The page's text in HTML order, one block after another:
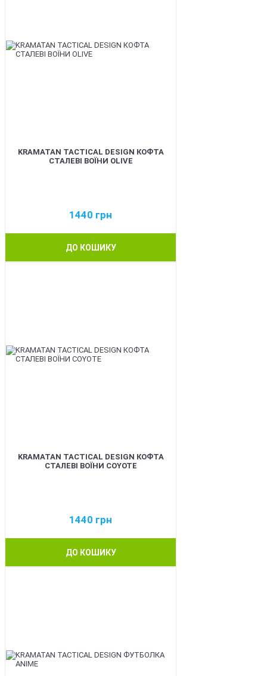
KRAMATAN TACTICAL DESIGN КОФТА
СТАЛЕВІ ВОЇНИ OLIVE
1440 грн
ДО КОШИКУ
KRAMATAN TACTICAL DESIGN КОФТА
СТАЛЕВІ ВОЇНИ COYOTE
1440 грн
ДО КОШИКУ